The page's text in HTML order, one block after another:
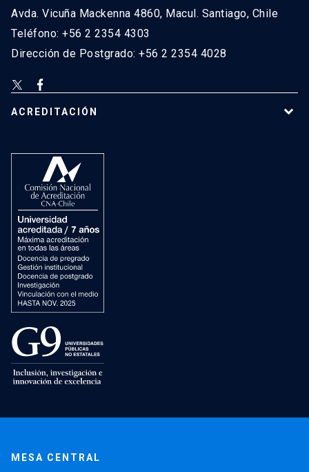
Avda. Vicuña Mackenna 4860, Macul. Santiago, Chile
Teléfono: +56 2 2354 4303
Dirección de Postgrado: +56 2 2354 4028
ACREDITACIÓN
MESA CENTRAL